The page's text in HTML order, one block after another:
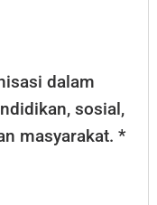
dalam
sosial,
masyarakat. *